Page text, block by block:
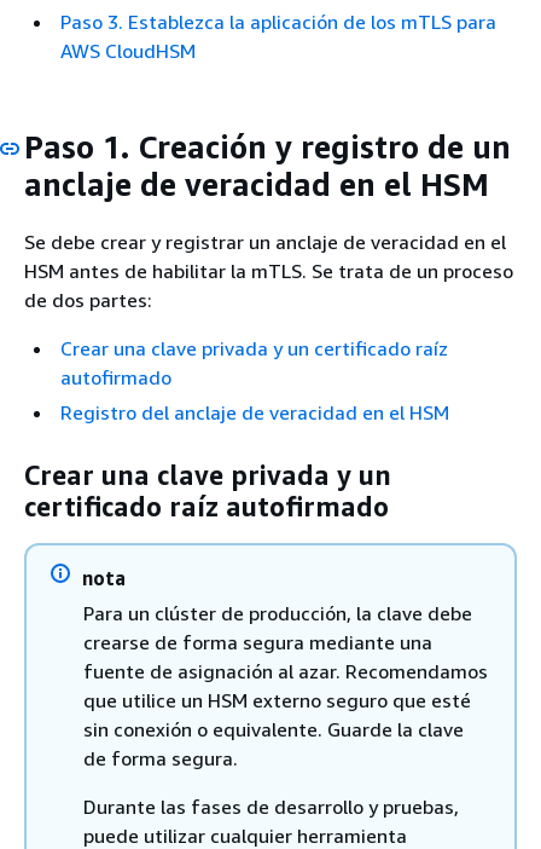
Paso 3. Establezca la aplicación de los mTLS para
AWS CloudHSM
Paso 1. Creación y registro de un
anclaje de veracidad en el HSM
Se debe crear y registrar un anclaje de veracidad en el
HSM antes de habilitar la mTLS. Se trata de un proceso
de dos partes:
Crear una clave privada y un certificado raíz
autofirmado
Registro del anclaje de veracidad en el HSM
Crear una clave privada y un
certificado raíz autofirmado
nota
Para un clúster de producción, la clave debe
crearse de forma segura mediante una
fuente de asignación al azar. Recomendamos
que utilice un HSM externo seguro que esté
sin conexión o equivalente. Guarde la clave
de forma segura.
Durante las fases de desarrollo y pruebas,
puede utilizar cualquier herramienta